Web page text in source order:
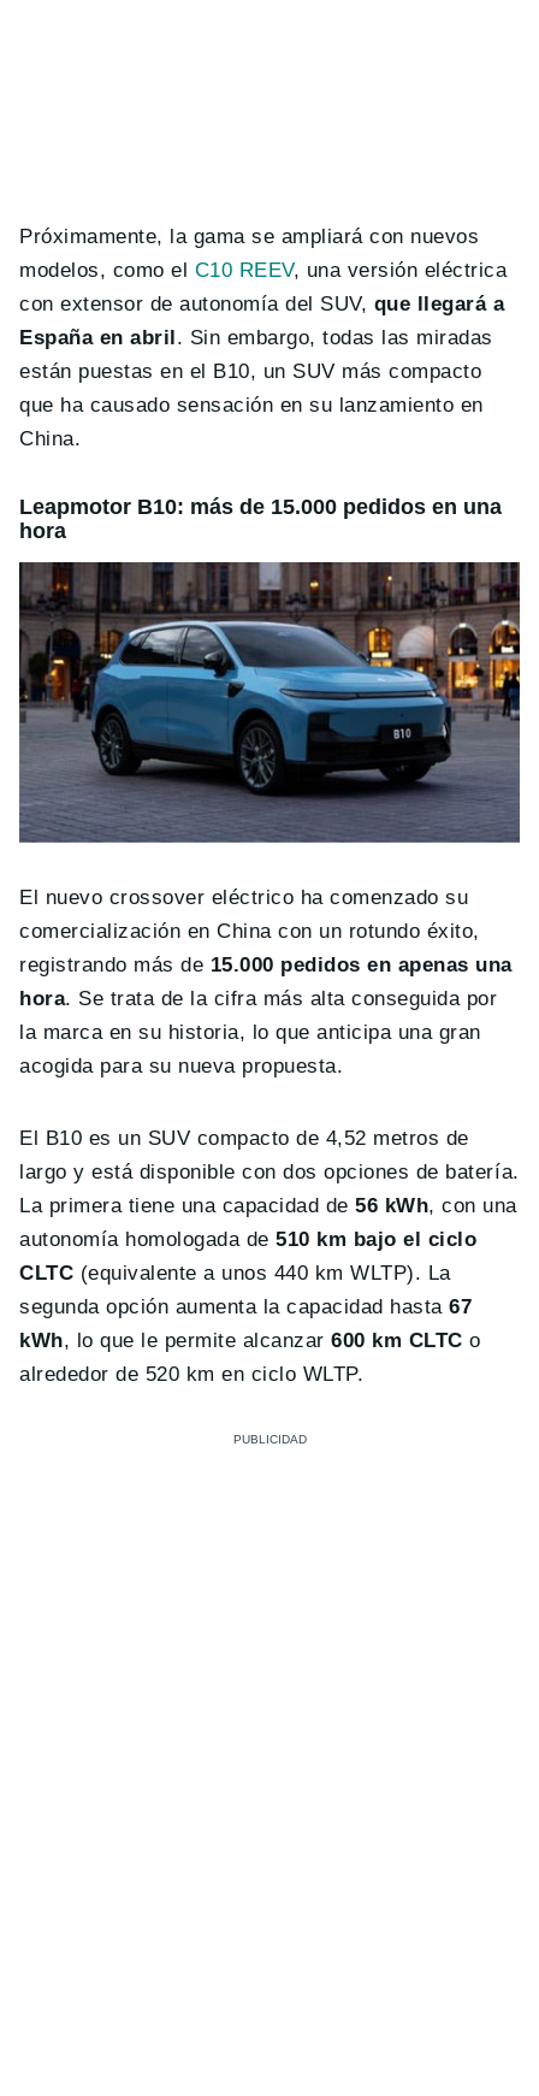
Próximamente, la gama se ampliará con nuevos
modelos, como el C10 REEV, una versión eléctrica
con extensor de autonomía del SUV, que llegará a
España en abril. Sin embargo, todas las miradas
están puestas en el B10, un SUV más compacto
que ha causado sensación en su lanzamiento en
China.
Leapmotor B10: más de 15.000 pedidos en una
hora
El nuevo crossover eléctrico ha comenzado su
comercialización en China con un rotundo éxito,
registrando más de 15.000 pedidos en apenas una
hora. Se trata de la cifra más alta conseguida por
la marca en su historia, lo que anticipa una gran
acogida para su nueva propuesta.
El B10 es un SUV compacto de 4,52 metros de
largo y está disponible con dos opciones de batería.
La primera tiene una capacidad de56 kWh, con una
autonomía homologada de510 km bajo el ciclo
CLTC (equivalente a unos 440 km WLTP). La
segunda opción aumenta la capacidad hasta67
kWh, lo que le permite alcanzar600 km CLTC o
alrededor de 520 km en ciclo WLTP.